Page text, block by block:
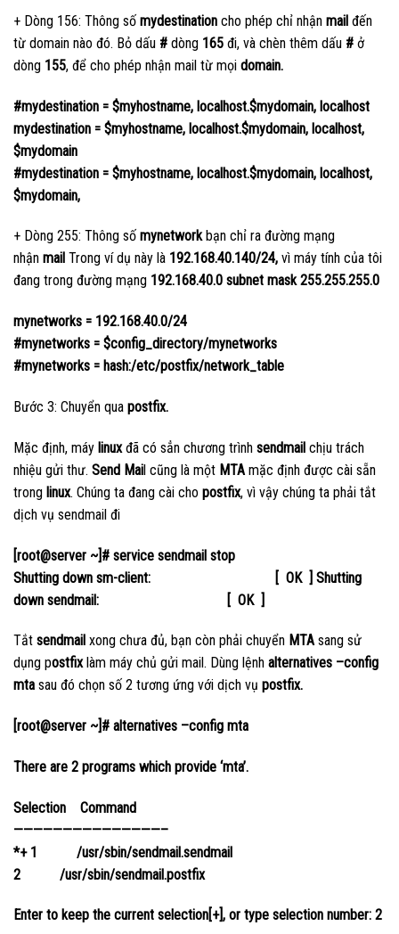
+ Dòng 156: Thông số mydestination cho phép chỉ nhận mail đến
từ domain nào đó. Bỏ dấu # dòng 165 đi, và chèn thêm dấu # ở
dòng 155, để cho phép nhận mail từ mọi domain.
#mydestination = $myhostname, localhost.$mydomain, localhost
mydestination = $myhostname, localhost.$mydomain, localhost,
$mydomain
#mydestination = $myhostname, localhost.$mydomain, localhost,
$mydomain,
+ Dòng 255: Thông số mynetworkbạn chỉ ra đường mạng
nhận mail Trong ví dụ này là 192.168.40.140/24, vì máy tính của tôi
đang trong đường mạng 192.168.40.0 subnet mask 255.255.255.0
mynetworks = 192.168.40.0/24
#mynetworks = $config_directory/mynetworks
#mynetworks = hash:/etc/postfix/network_table
Bước 3: Chuyển qua postfix.
Mặc định, máy linuxđã có sẳn chương trình sendmail chịu trách
nhiệu gửi thư. Send Mail cũng là một MTA mặc định được cài sẵn
trong linux. Chúng ta đang cài cho postfix, vì vậy chúng ta phải tắt
dịch vụ sendmail đi
[root@server ~]# service sendmail stop
Shutting down sm-client: [ OK ] Shutting
down sendmail: [ OK ]
Tắt sendmail xong chưa đủ, bạn còn phải chuyển MTA sang sử
dụng postfixlàm máy chủ gửi mail. Dùng lệnh alternatives –config
mta sau đó chọn số 2 tương ứng với dịch vụ postfix.
[root@server ~]# alternatives –config mta
There are 2 programs which provide ‘mta’.
Selection Command
———————————————–
*+ 1 /usr/sbin/sendmail.sendmail
2 /usr/sbin/sendmail.postfix
Enter to keep the current selection[+], or type selection number: 2